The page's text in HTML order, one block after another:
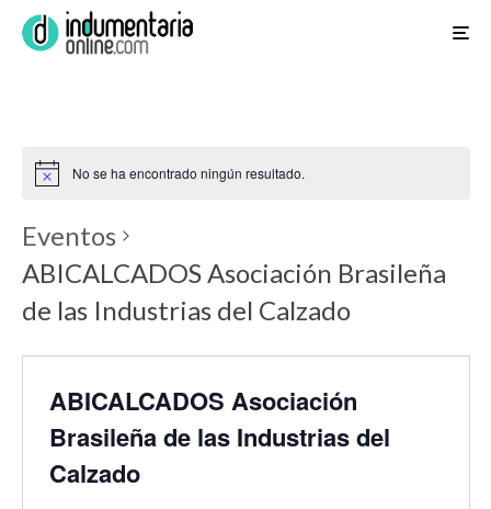
No se ha encontrado ningún resultado.
Eventos
ABICALCADOS Asociación Brasileña
de las Industrias del Calzado
ABICALCADOS Asociación
Brasileña de las Industrias del
Calzado